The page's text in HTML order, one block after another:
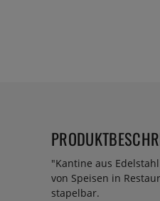
"Kantine aus
von Speisen in
stapelbar.